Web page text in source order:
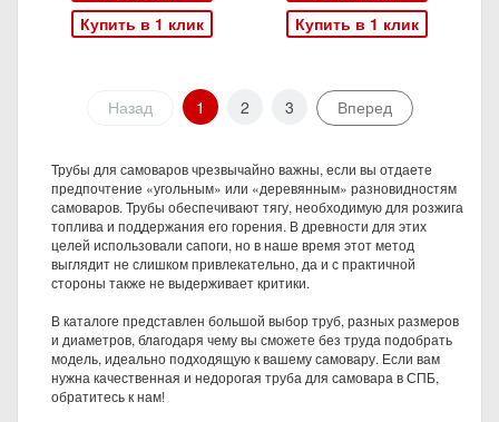
Купить в 1 клик
Купить в 1 клик
Назад 1 2 3 Вперед
Трубы для самоваров чрезвычайно важны, если вы отдаете
предпочтение «угольным» или «деревянным» разновидностям
самоваров. Трубы обеспечивают тягу, необходимую для розжига
топлива и поддержания его горения. В древности для этих
целей использовали сапоги, но в наше время этот метод
выглядит не слишком привлекательно, да и с практичной
стороны также не выдерживает критики.
В каталоге представлен большой выбор труб, разных размеров
и диаметров, благодаря чему вы сможете без труда подобрать
модель, идеально подходящую к вашему самовару. Если вам
нужна качественная и недорогая труба для самовара в СПБ,
обратитесь к нам!